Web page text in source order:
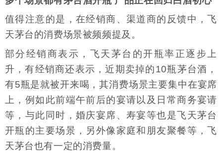
值得注意的是，在经销商、渠道商的反馈中，飞
天茅台的消费场景被频频提及。
部分经销商表示，飞天茅台的开瓶率正逐步上
升，有经销商还表示，近期卖掉的10瓶茅台酒，
有5瓶是就被开来喝，其消费场景主要集中在宴席
上，例如此前端午前后的宴请以及日常商务宴请
等，与此同时，婚庆宴席、寿宴等也是飞天茅台
开瓶的主要场景，另外像家庭和朋友聚餐等，飞
天茅台也有一定的消费量。